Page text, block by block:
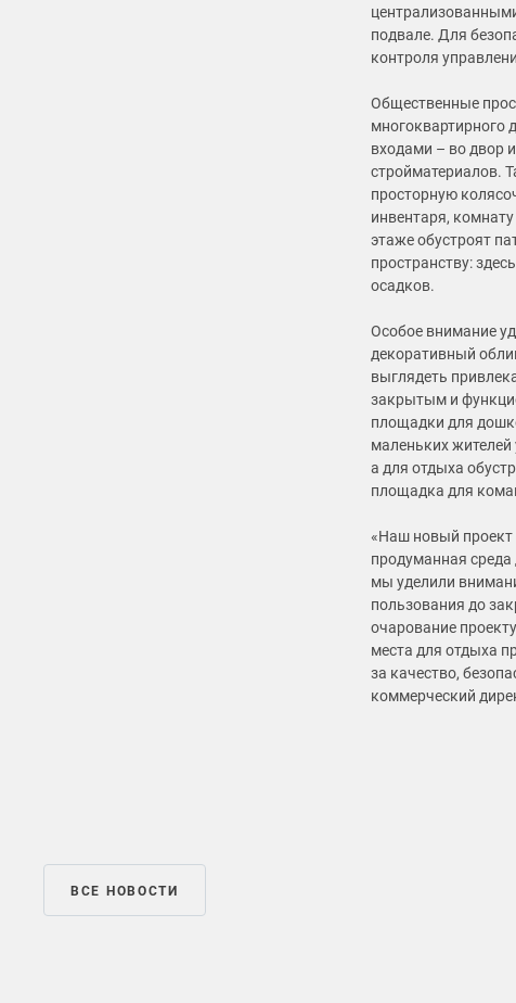
подвале. Для
контроля
Общественные
многоквартирного
входами – во двор
стройматериалов.
просторную
инвентаря,
этаже обустроят
пространству:
осадков.
Особое внимание
декоративный
выглядеть
закрытым и
площадки для
маленьких жителей
а для отдыха
площадка для
«Наш новый проект
продуманная
мы уделили
пользования до
очарование
места для отдыха
за качество,
коммерческий
ВСЕ НОВОСТИ